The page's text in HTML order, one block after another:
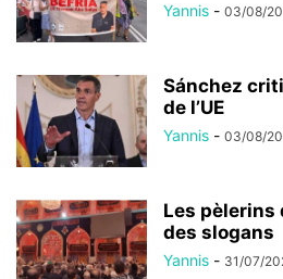
Yannis - 03/08/
Sánchez
de l’UE
Yannis - 03/08/
Les pèlerins
des slogans
Yannis - 31/07/